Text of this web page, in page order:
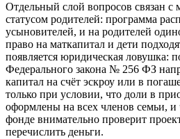
Отдельный слой вопросов связан с
статусом родителей: программа
усыновителей, и на родителей
право на маткапитал и дети
появляется юридическая ловушка:
Федерального закона № 256 ФЗ
капитал на счёт эскроу или в
только при условии, что доли в
оформлены на всех членов семьи,
фонде внимательно проверит
перечислить деньги.